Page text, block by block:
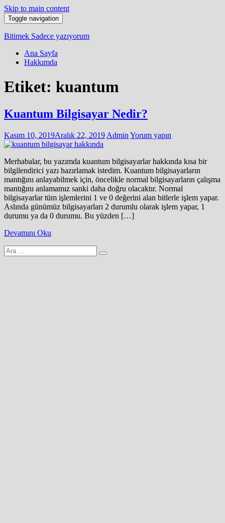
Skip to main content
Toggle navigation
Bitimek Sadece yazıyorum
Ana Sayfa
Hakkımda
Etiket: kuantum
Kuantum Bilgisayar Nedir?
Kasım 10, 2019Aralık 22, 2019 Admin Yorum yapın
Merhabalar, bu yazımda kuantum bilgisayarlar hakkında kısa bir
bilgilendirici yazı hazırlamak istedim. Kuantum bilgisayarların
mantığını anlayabilmek için, öncelikle normal bilgisayarların çalışma
mantığını anlamamız sanki daha doğru olacaktır. Normal
bilgisayarlar tüm işlemlerini 1 ve 0 değerini alan bitlerle işlem yapar.
Aslında günümüz bilgisayarları 2 durumlu olarak işlem yapar, 1
durumu ya da 0 durumu. Bu yüzden […]
Devamını Oku
Arama
yap: